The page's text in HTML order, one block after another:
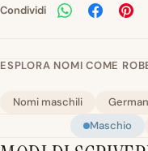
Condividi
ESPLORA NOMI COME
Nomi maschili
Maschio